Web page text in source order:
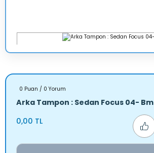
0 Puan / 0 Yorum
Arka Tampon : Sedan Focus 04- Bm
0,00 TL